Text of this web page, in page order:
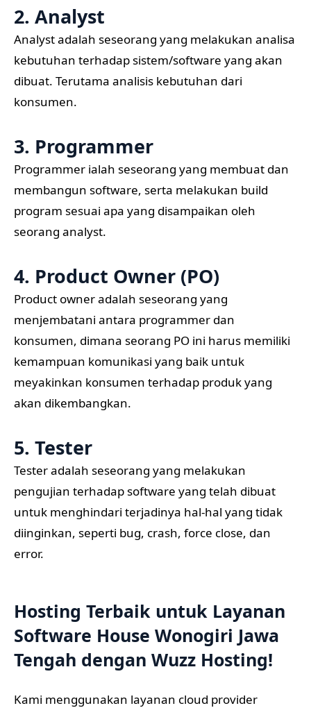
2. Analyst
Analyst adalah seseorang yang melakukan analisa
kebutuhan terhadap sistem/software yang akan
dibuat. Terutama analisis kebutuhan dari
konsumen.
3. Programmer
Programmer ialah seseorang yang membuat dan
membangun software, serta melakukan build
program sesuai apa yang disampaikan oleh
seorang analyst.
4. Product Owner (PO)
Product owner adalah seseorang yang
menjembatani antara programmer dan
konsumen, dimana seorang PO ini harus memiliki
kemampuan komunikasi yang baik untuk
meyakinkan konsumen terhadap produk yang
akan dikembangkan.
5. Tester
Tester adalah seseorang yang melakukan
pengujian terhadap software yang telah dibuat
untuk menghindari terjadinya hal-hal yang tidak
diinginkan, seperti bug, crash, force close, dan
error.
Hosting Terbaik untuk Layanan
Software House Wonogiri Jawa
Tengah dengan Wuzz Hosting!
Kami menggunakan layanan cloud provider